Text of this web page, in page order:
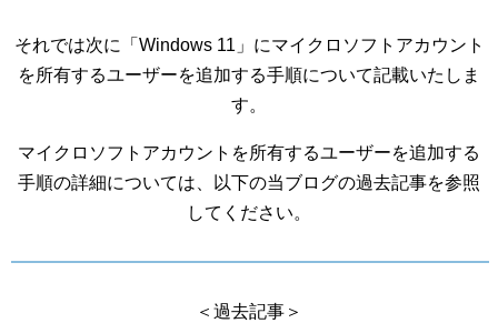
それでは次に「Windows 11」にマイクロソフトアカウント
を所有するユーザーを追加する手順について記載いたしま
す。
マイクロソフトアカウントを所有するユーザーを追加する
手順の詳細については、以下の当ブログの過去記事を参照
してください。
＜過去記事＞